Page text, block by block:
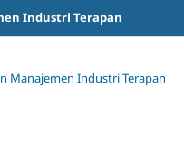
Industri Terapan
Manajemen Industri Terapan